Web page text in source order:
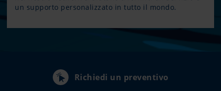
un supporto personalizzato in tutto il mondo.
Richiedi un preventivo